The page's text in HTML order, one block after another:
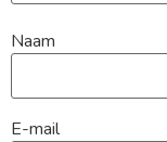
Naam
E-mail